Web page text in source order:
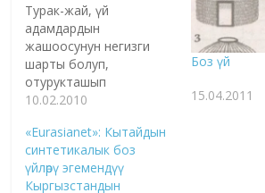
Турак-жай, үй
адамдардын
жашоосунун негизги
шарты болуп,
отурукташып
жашоосунда, үй-бүлө
адам катары күн
кечирүүсүндө негизги
ролду аткарат. Ошол
себептүү адамзаттын
10.02.2010
Боз үй
15.04.2011
«Eurasianet»: Кытайдын
синтетикалык боз
үйлөрү эгемендүү
Кыргызстандын